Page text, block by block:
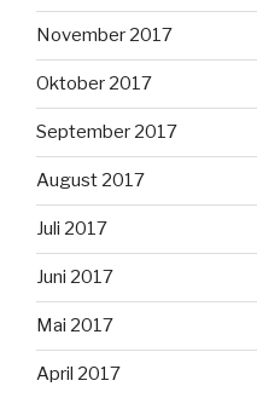
November 2017
Oktober 2017
September 2017
August 2017
Juli 2017
Juni 2017
Mai 2017
April 2017